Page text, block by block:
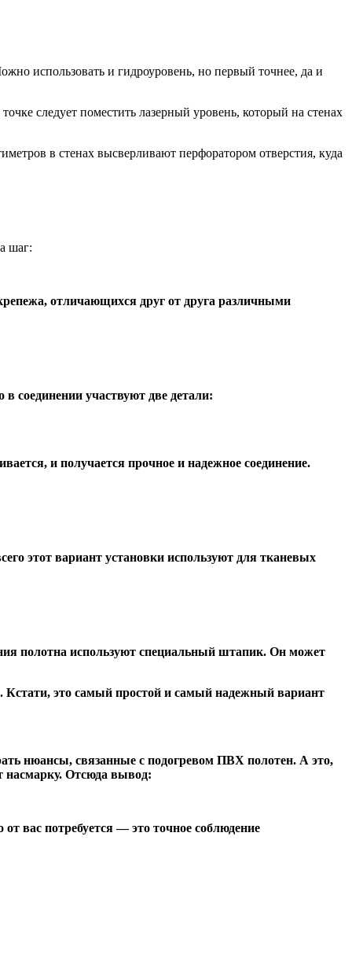
использовать и гидроуровень, но первый точнее, да и
следует поместить лазерный уровень, который на стенах
в стенах высверливают перфоратором отверстия, куда
шаг:
отличающихся друг от друга различными
соединении участвуют две детали:
и получается прочное и надежное соединение.
этот вариант установки используют для тканевых
полотна используют специальный штапик. Он может
Кстати, это самый простой и самый надежный вариант
нюансы, связанные с подогревом ПВХ полотен. А это,
насмарку. Отсюда вывод:
вас потребуется — это точное соблюдение